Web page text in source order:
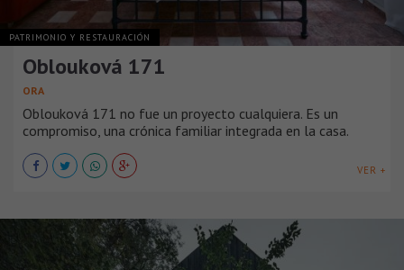
PATRIMONIO Y RESTAURACIÓN
Oblouková 171
ORA
Oblouková 171 no fue un proyecto cualquiera. Es un
compromiso, una crónica familiar integrada en la casa.
VER +